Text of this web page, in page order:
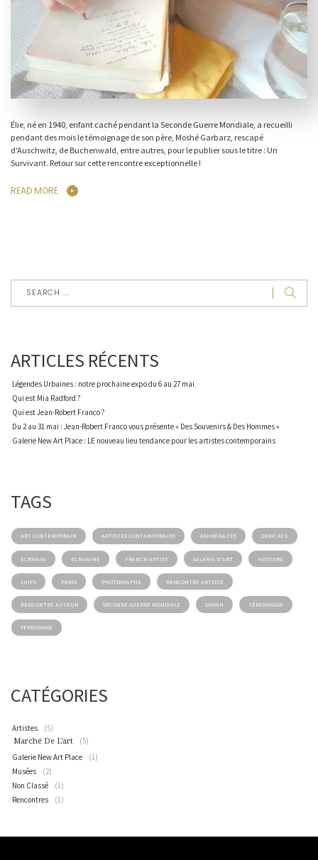
Élie, né en 1940, enfant caché pendant la Seconde Guerre Mondiale, a recueilli
pendant des mois le témoignage de son père, Moshé Garbarz, rescapé
d'Auschwitz, de Buchenwald, entre autres, pour le publier sous le titre : Un
Survivant. Retour sur cette rencontre exceptionnelle !
READ MORE
ARTICLES RÉCENTS
Légendes Urbaines : notre prochaine expo du 6 au 27 mai
Qui est Mia Radford ?
Qui est Jean-Robert Franco ?
Du 2 au 31 mai : Jean-Robert Franco vous présente « Des Souvenirs & Des Hommes »
Galerie New Art Place : LE nouveau lieu tendance pour les artistes contemporains
TAGS
ART CONTEMPORAIN ARTISTES CONTAMPORAINS ASHKÉNAZES DEDICACE
ECRIVAIN ECRIVAINE FRENCH ARTIST GALERIE D'ART HISTOIRE
JUIFS PARIS PHOTOGRAPHE RENCONTRE ARTISTE
RENCONTRE AUTEUR SECONDE GUERRE MONDIALE SHOAH TÉMOIGNAGE
VERNISSAGE
CATÉGORIES
Artistes (5)
Marché De L'art
(5)
Galerie New Art Place
(1)
Musées
(2)
Non Classé
(1)
Rencontres
(1)